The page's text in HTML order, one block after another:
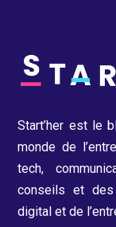
Start’her est le
monde de
tech,
conseils et
digital et de